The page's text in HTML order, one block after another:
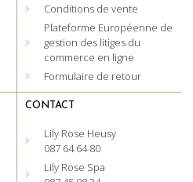
Conditions de vente
Plateforme Européenne de
gestion des litiges du
commerce en ligne
Formulaire de retour
CONTACT
Lily Rose Heusy
087 64 64 80
Lily Rose Spa